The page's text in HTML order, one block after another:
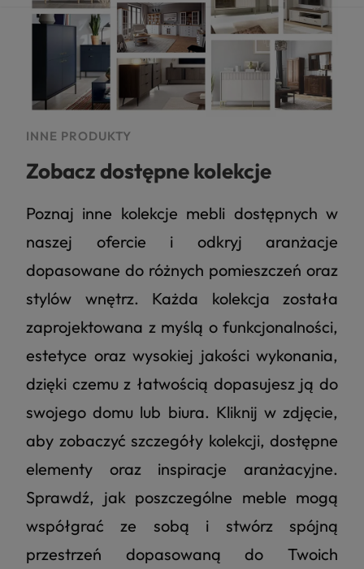
INNE PRODUKTY
Zobacz dostępne kolekcje
Poznaj inne kolekcje mebli dostępnych w
naszej ofercie i odkryj aranżacje
dopasowane do różnych pomieszczeń oraz
stylów wnętrz. Każda kolekcja została
zaprojektowana z myślą o funkcjonalności,
estetyce oraz wysokiej jakości wykonania,
dzięki czemu z łatwością dopasujesz ją do
swojego domu lub biura. Kliknij w zdjęcie,
aby zobaczyć szczegóły kolekcji, dostępne
elementy oraz inspiracje aranżacyjne.
Sprawdź, jak poszczególne meble mogą
współgrać ze sobą i stwórz spójną
przestrzeń dopasowaną do Twoich